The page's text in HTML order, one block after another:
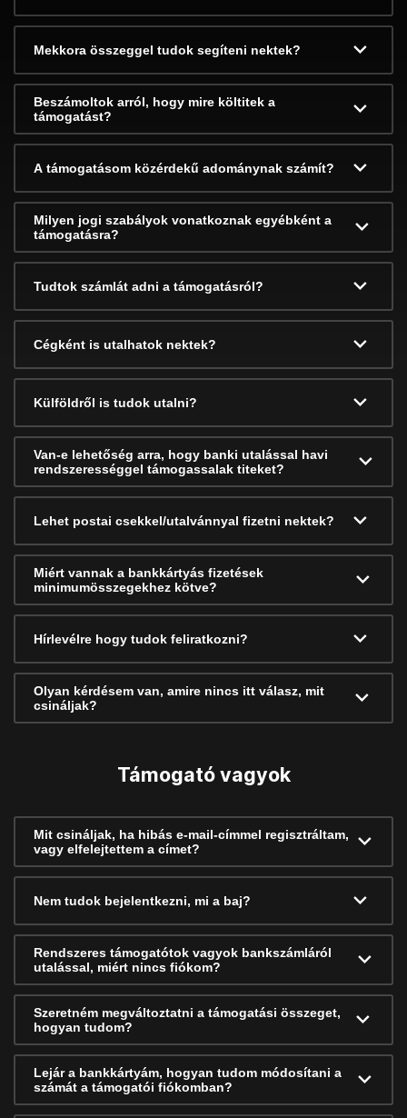
Mekkora összeggel tudok segíteni nektek?
Beszámoltok arról, hogy mire költitek a
támogatást?
A támogatásom közérdekű adománynak számít?
Milyen jogi szabályok vonatkoznak egyébként a
támogatásra?
Tudtok számlát adni a támogatásról?
Cégként is utalhatok nektek?
Külföldről is tudok utalni?
Van-e lehetőség arra, hogy banki utalással havi
rendszerességgel támogassalak titeket?
Lehet postai csekkel/utalvánnyal fizetni nektek?
Miért vannak a bankkártyás fizetések
minimumösszegekhez kötve?
Hírlevélre hogy tudok feliratkozni?
Olyan kérdésem van, amire nincs itt válasz, mit
csináljak?
Támogató vagyok
Mit csináljak, ha hibás e-mail-címmel regisztráltam,
vagy elfelejtettem a címet?
Nem tudok bejelentkezni, mi a baj?
Rendszeres támogatótok vagyok bankszámláról
utalással, miért nincs fiókom?
Szeretném megváltoztatni a támogatási összeget,
hogyan tudom?
Lejár a bankkártyám, hogyan tudom módosítani a
számát a támogatói fiókomban?